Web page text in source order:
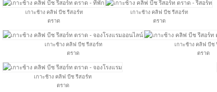
เกาะช้าง คลิฟ บีช รีสอร์ท
ตราด
เกาะช้าง คลิฟ บีช รีสอร์ท
ตราด
เกาะช้าง คลิฟ บีช รีสอร์ท
ตราด
เกาะช้าง คลิฟ บีช
ตราด
เกาะช้าง คลิฟ บีช รีสอร์ท
ตราด